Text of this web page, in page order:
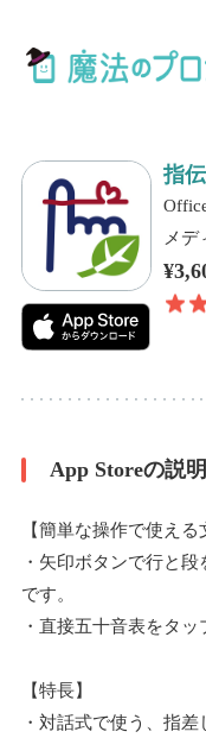
指
メデ
App Storeの説明
【簡単な操作で使える
・矢印ボタンで行と
です。
・直接五十音表をタッ
【特長】
・対話式で使う、指